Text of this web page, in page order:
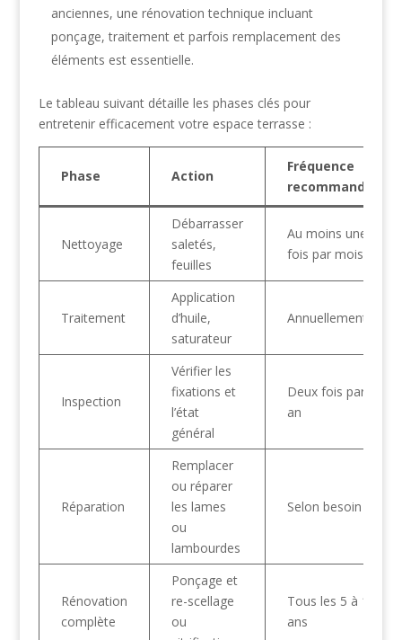
anciennes, une rénovation technique incluant
ponçage, traitement et parfois remplacement des
éléments est essentielle.
Le tableau suivant détaille les phases clés pour
entretenir efficacement votre espace terrasse :
Phase Action
Fréquence
recommandée
Nettoyage
Débarrasser
saletés,
feuilles
Au moins une
fois par mois
Traitement
Application
d’huile,
saturateur
Annuellement
Inspection
Vérifier les
fixations et
l’état
général
Deux fois par
an
Réparation
Remplacer
ou réparer
les lames
ou
lambourdes
Selon besoin
Rénovation
complète
Ponçage et
re-scellage
ou
Tous les 5 à 10
ans